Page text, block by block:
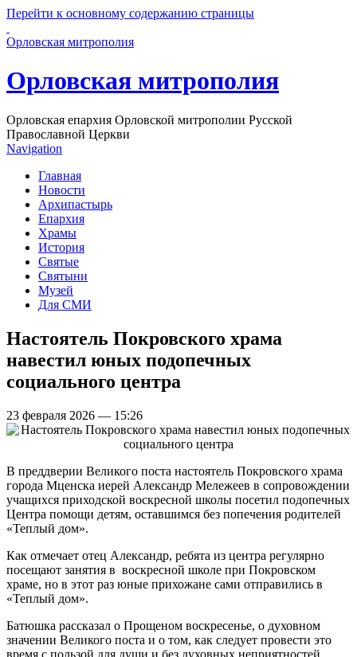
Перейти к основному содержанию страницы
Орловская митрополия
Орловская митрополия
Орловская епархия Орловской митрополии Русской
Православной Церкви
Navigation
Главная
Новости
Архипастырь
Епархия
Храмы
История
Святые
Святыни
Музей
Для СМИ
Настоятель Покровского храма
навестил юных подопечных
социального центра
23 февраля 2026 — 15:26
В преддверии Великого поста настоятель Покровского храма
города Мценска иерей Александр Мележеев в сопровождении
учащихся приходской воскресной школы посетил подопечных
Центра помощи детям, оставшимся без попечения родителей
«Теплый дом».
Как отмечает отец Александр, ребята из центра регулярно
посещают занятия в воскресной школе при Покровском
храме, но в этот раз юные прихожане сами отправились в
«Теплый дом».
Батюшка рассказал о Прощеном воскресенье, о духовном
значении Великого поста и о том, как следует провести это
время с пользой для души и без духовных неприятностей.